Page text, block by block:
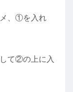
メ、①を入れ
て②の上に入